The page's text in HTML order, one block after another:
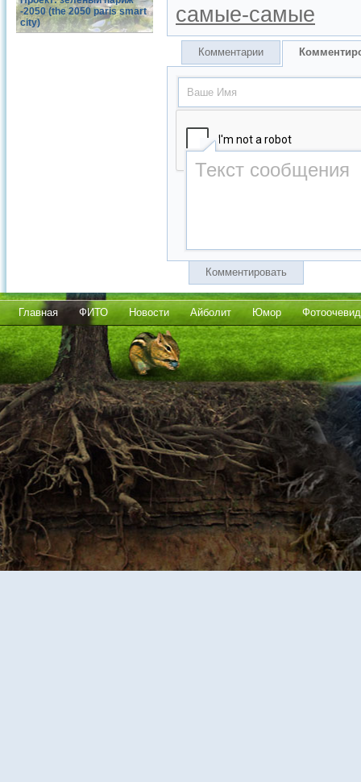
-2050 (the 2050 paris smart
city)
самые-самые
Комментарии
Комментировать
Главная ФИТО Новости Айболит Юмор